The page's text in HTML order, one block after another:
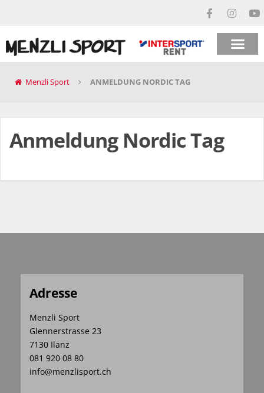
Menzli Sport ANMELDUNG NORDIC TAG
Anmeldung Nordic Tag
Adresse
Menzli Sport
Glennerstrasse 23
7130 Ilanz
081 920 08 80
info@menzlisport.ch